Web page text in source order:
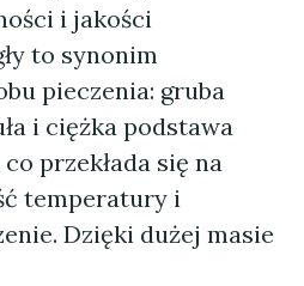
i jakości
to synonim
pieczenia: gruba
i ciężka podstawa
przekłada się na
temperatury i
Dzięki dużej masie